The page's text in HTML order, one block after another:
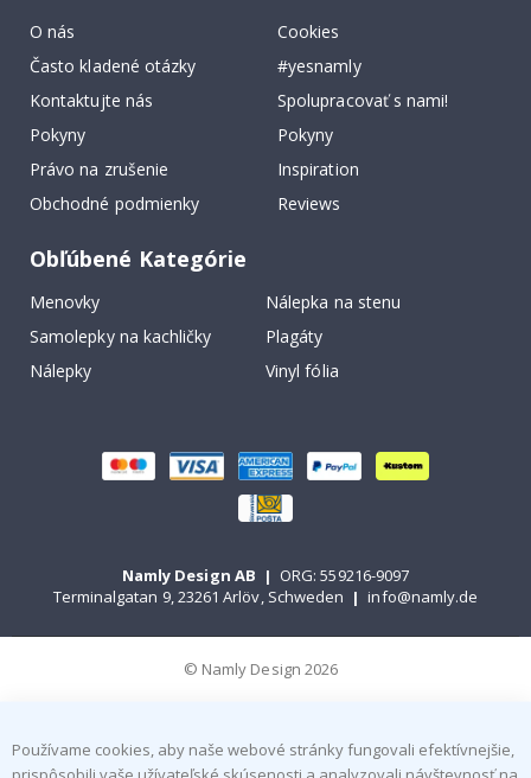
O nás
Často kladené otázky
Kontaktujte nás
Pokyny
Právo na zrušenie
Obchodné podmienky
Cookies
#yesnamly
Spolupracovať s nami!
Pokyny
Inspiration
Reviews
Obľúbené Kategórie
Menovky
Nálepka na stenu
Samolepky na kachličky
Plagáty
Nálepky
Vinyl fólia
Namly Design AB | ORG: 559216-9097
Terminalgatan 9, 23261 Arlöv, Schweden | info@namly.de
© Namly Design 2026
Používame cookies, aby naše webové stránky fungovali efektívnejšie,